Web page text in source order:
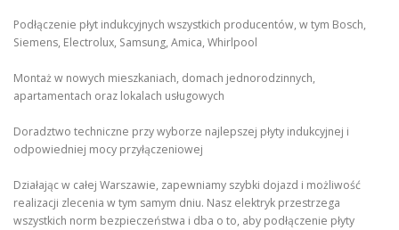
Podłączenie płyt indukcyjnych wszystkich producentów, w tym Bosch,
Siemens, Electrolux, Samsung, Amica, Whirlpool
Montaż w nowych mieszkaniach, domach jednorodzinnych,
apartamentach oraz lokalach usługowych
Doradztwo techniczne przy wyborze najlepszej płyty indukcyjnej i
odpowiedniej mocy przyłączeniowej
Działając w całej Warszawie, zapewniamy szybki dojazd i możliwość
realizacji zlecenia w tym samym dniu. Nasz elektryk przestrzega
wszystkich norm bezpieczeństwa i dba o to, aby podłączenie płyty